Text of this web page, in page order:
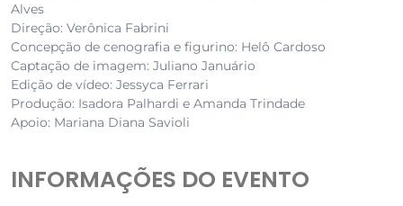
Alves
Direção: Verônica Fabrini
Concepção de cenografia e figurino: Helô Cardoso
Captação de imagem: Juliano Januário
Edição de vídeo: Jessyca Ferrari
Produção: Isadora Palhardi e Amanda Trindade
Apoio: Mariana Diana Savioli
INFORMAÇÕES DO EVENTO